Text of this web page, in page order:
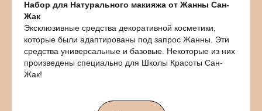
Набор для Натурального макияжа от Жанны Сан-
Жак
Эксклюзивные средства декоративной косметики,
которые были адаптированы под запрос Жанны. Эти
средства универсальные и базовые. Некоторые из них
произведены специально для Школы Красоты Сан-
Жак!